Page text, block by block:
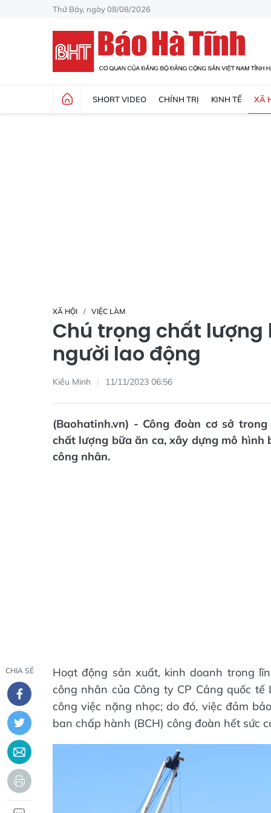
Thứ Bảy, ngày 08/08/2026
SHORT VIDEO CHÍNH TRỊ KINH TẾ XÃ
XÃ HỘI VIỆC LÀM
Chú trọng chất lượng
người lao động
Kiều Minh 11/11/2023 06:56
(Baohatinh.vn) - Công đoàn cơ sở
chất lượng bữa ăn ca, xây dựng mô
công nhân.
CHIA SẺ
Hoạt động sản xuất, kinh doanh trong
công nhân của Công ty CP Cảng quốc
công việc nặng nhọc; do đó, việc đảm
ban chấp hành (BCH) công đoàn hết sức